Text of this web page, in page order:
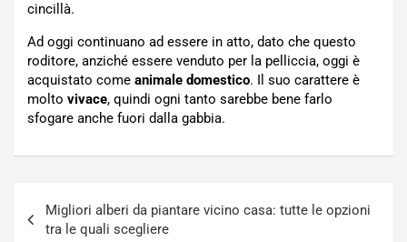
cincillà.
Ad oggi continuano ad essere in atto, dato che questo
roditore, anziché essere venduto per la pelliccia, oggi è
acquistato come animale domestico. Il suo carattere è
molto vivace, quindi ogni tanto sarebbe bene farlo
sfogare anche fuori dalla gabbia.
articoli
Migliori alberi da piantare vicino casa: tutte le opzioni
tra le quali scegliere